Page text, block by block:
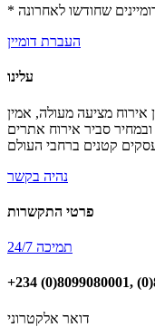
שחודשו לאחרונה
העברת דומיין
עלינו
אירוח מציעה מעולה, אמין
ובמחיר סביר אירוח אתרים
נהיה בקשר
פרטי התקשרות
תמיכה 24/7
+234 (0)8099080001,
דואר אלקטרוני